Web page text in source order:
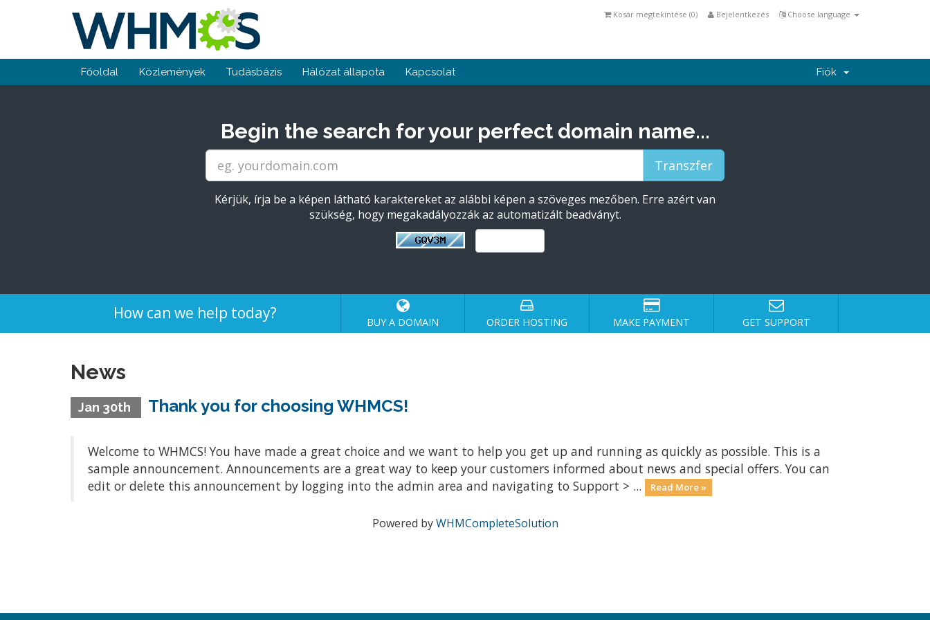
Choose language
Bejelentkezés
Kosár megtekintése (0)
Főoldal Közlemények Tudásbázis Hálózat állapota Kapcsolat Fiók
Begin the search for your perfect domain name...
Kérjük, írja be a képen látható karaktereket az alábbi képen a szöveges mezőben. Erre azért van
szükség, hogy megakadályozzák az automatizált beadványt.
How can we help today? BUY A DOMAIN ORDER HOSTING MAKE PAYMENT GET SUPPORT
News
Jan 30th Thank you for choosing WHMCS!
Welcome to WHMCS! You have made a great choice and we want to help you get up and running as quickly as possible. This is a
sample announcement. Announcements are a great way to keep your customers informed about news and special offers. You can
edit or delete this announcement by logging into the admin area and navigating to Support > ...
Read More »
Powered byWHMCompleteSolution